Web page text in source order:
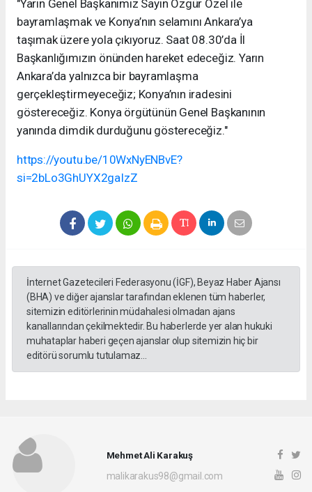
"Yarın Genel Başkanımız Sayın Özgür Özel ile
bayramlaşmak ve Konya’nın selamını Ankara’ya
taşımak üzere yola çıkıyoruz. Saat 08.30’da İl
Başkanlığımızın önünden hareket edeceğiz. Yarın
Ankara’da yalnızca bir bayramlaşma
gerçekleştirmeyeceğiz; Konya’nın iradesini
göstereceğiz. Konya örgütünün Genel Başkanının
yanında dimdik durduğunu göstereceğiz."
https://youtu.be/10WxNyENBvE?
si=2bLo3GhUYX2gaIzZ
İnternet Gazetecileri Federasyonu (İGF), Beyaz Haber Ajansı
(BHA) ve diğer ajanslar tarafından eklenen tüm haberler,
sitemizin editörlerinin müdahalesi olmadan ajans
kanallarından çekilmektedir. Bu haberlerde yer alan hukuki
muhataplar haberi geçen ajanslar olup sitemizin hiç bir
editörü sorumlu tutulamaz...
Mehmet Ali Karakuş
malikarakus98@gmail.com